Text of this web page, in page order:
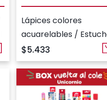
Lápices colores
acuarelables /
12 surtido
$5.433